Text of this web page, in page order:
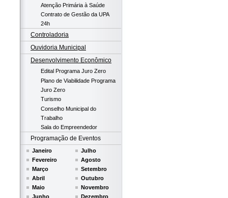
Atenção Primária à Saúde
Contrato de Gestão da UPA
24h
Controladoria
Ouvidoria Municipal
Desenvolvimento Econômico
Edital Programa Juro Zero
Plano de Viabilidade Programa
Juro Zero
Turismo
Conselho Municipal do
Trabalho
Sala do Empreendedor
Programação de Eventos
Janeiro
Fevereiro
Março
Abril
Maio
Junho
Julho
Agosto
Setembro
Outubro
Novembro
Dezembro